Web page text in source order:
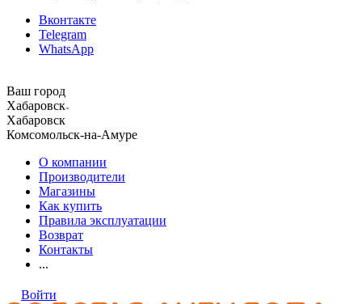
Вконтакте
Telegram
WhatsApp
Ваш город
Хабаровск
Хабаровск
Комсомольск-на-Амуре
О компании
Производители
Магазины
Как купить
Правила эксплуатации
Возврат
Контакты
...
Войти